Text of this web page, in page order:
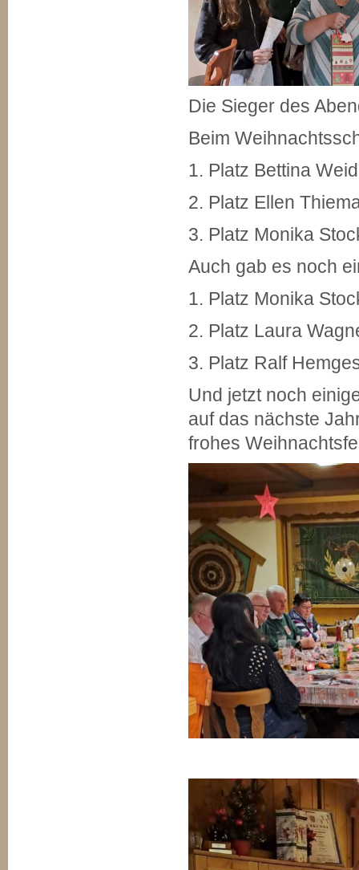
Die Sieger des
Beim
1. Platz Bettina
2. Platz Ellen
3. Platz Monika
Auch gab es noch
1. Platz Monika
2. Platz Laura
3. Platz Ralf
Und jetzt noch
auf das nächste
frohes